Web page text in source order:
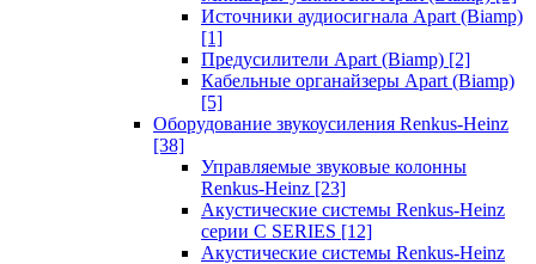
Источники аудиосигнала Apart (Biamp)
[1]
Предусилители Apart (Biamp) [2]
Кабельные органайзеры Apart (Biamp)
[5]
Оборудование звукоусиления Renkus-Heinz
[38]
Управляемые звуковые колонны
Renkus-Heinz [23]
Акустические системы Renkus-Heinz
серии C SERIES [12]
Акустические системы Renkus-Heinz